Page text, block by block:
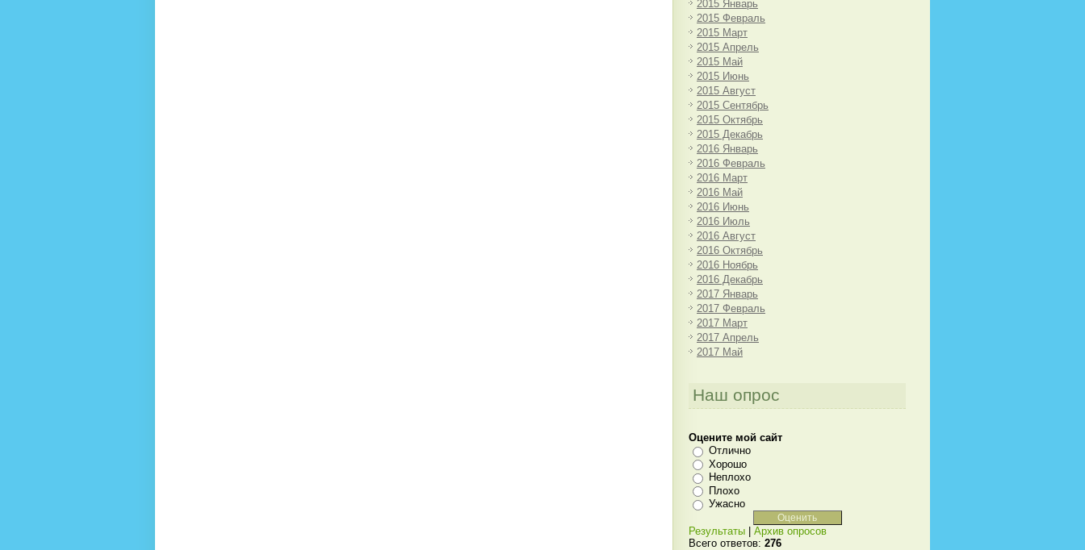
2015 Январь
2015 Февраль
2015 Март
2015 Апрель
2015 Май
2015 Июнь
2015 Август
2015 Сентябрь
2015 Октябрь
2015 Декабрь
2016 Январь
2016 Февраль
2016 Март
2016 Май
2016 Июнь
2016 Июль
2016 Август
2016 Октябрь
2016 Ноябрь
2016 Декабрь
2017 Январь
2017 Февраль
2017 Март
2017 Апрель
2017 Май
Наш опрос
Оцените мой сайт
Отлично
Хорошо
Неплохо
Плохо
Ужасно
Результаты
Архив опросов
Всего ответов: 276